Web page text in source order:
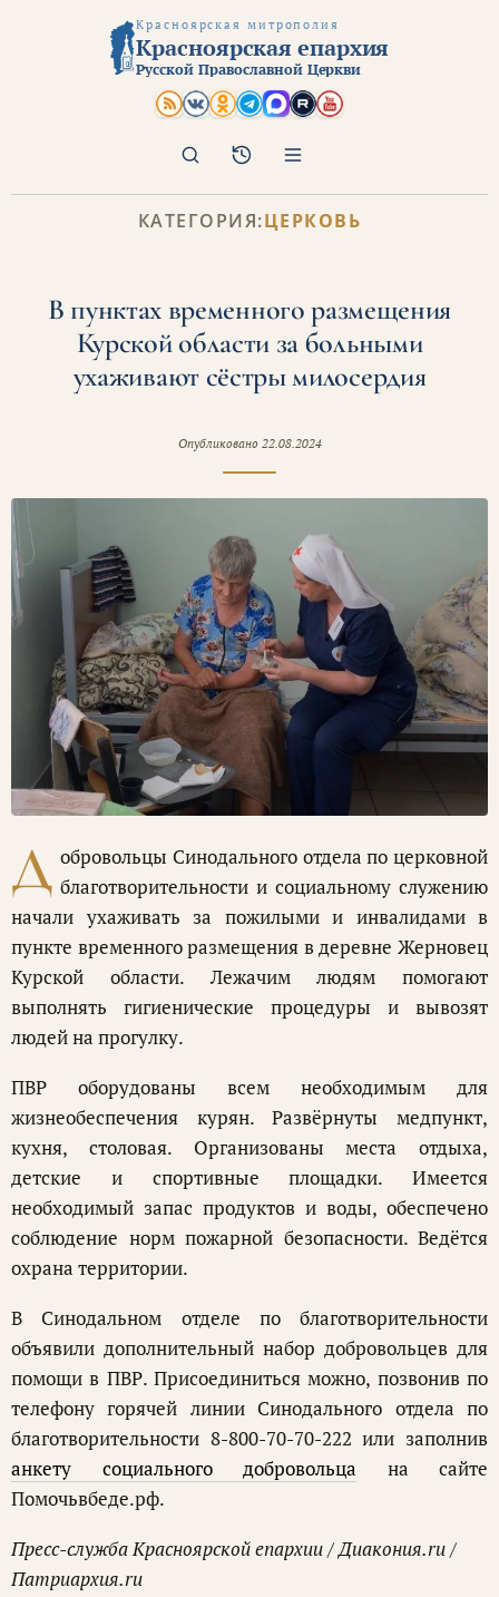
Красноярская митрополия
Красноярская епархия
Русской Православной Церкви
Архив
Поиск
КАТЕГОРИЯ:ЦЕРКОВЬ
В пунктах временного размещения
Курской области за больными
ухаживают сёстры милосердия
Опубликовано 22.08.2024
Д обровольцы Синодального отдела по церковной
благотворительности и социальному служению
начали ухаживать за пожилыми и инвалидами в
пункте временного размещения в деревне Жерновец
Курской области. Лежачим людям помогают
выполнять гигиенические процедуры и вывозят
людей на прогулку.
ПВР оборудованы всем необходимым для
жизнеобеспечения курян. Развёрнуты медпункт,
кухня, столовая. Организованы места отдыха,
детские и спортивные площадки. Имеется
необходимый запас продуктов и воды, обеспечено
соблюдение норм пожарной безопасности. Ведётся
охрана территории.
В Синодальном отделе по благотворительности
объявили дополнительный набор добровольцев для
помощи в ПВР. Присоединиться можно, позвонив по
телефону горячей линии Синодального отдела по
благотворительности 8-800-70-70-222 или заполнив
анкету социального добровольца на сайте
Помочьвбеде.рф.
Пресс-служба Красноярской епархии / Диакония.ru /
Патриархия.ru